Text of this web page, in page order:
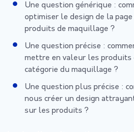
Une question générique :
optimiser le design de la
produits de maquillage ?
Une question précise :
mettre en valeur les produits
catégorie du maquillage ?
Une question plus précise :
nous créer un design
sur les produits ?